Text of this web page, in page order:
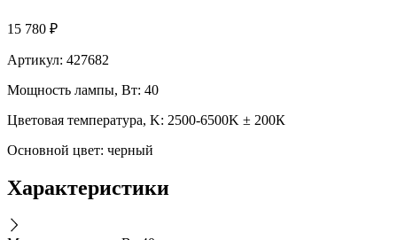
15 780 ₽
Артикул: 427682
Мощность лампы, Вт: 40
Цветовая температура, K: 2500-6500K ± 200К
Основной цвет: черный
Характеристики